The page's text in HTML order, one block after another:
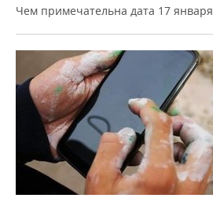
ТОРГОВЫЕ ЦЕНТРЫ
ТАТАРСТАНА
ИНВЕСТИЦИИ
МАШИНОСТРОЕНИЕ
НЕФТЕХИМИЯ
НЕФТЬ
ЭНЕРГЕТИКА
НОВОСТИ БИЗНЕСА
РОЗНИЧНАЯ ТОРГОВЛЯ
ТРАНСПОРТ
УСЛУГИ
ТЕХНОЛОГИИ
НОВОСТИ ТЕХНОЛОГИЙ
МЕДИА
МЕРОПРИЯТИЯ
НОВОСТИ МЕРОПРИЯТИЙ
ВЫЕЗДНАЯ РЕДАКЦИЯ
СПОРТ
НОВОСТИ СПОРТА
ОБЩЕСТВО
Чем примечательна дата 17 января